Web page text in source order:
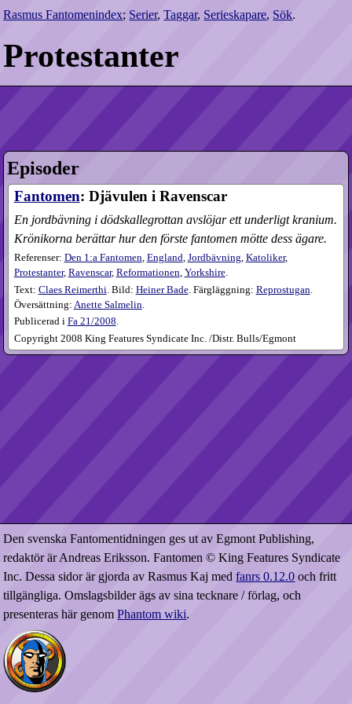
Rasmus Fantomenindex; Serier,Taggar, Serieskapare, Sök.
Protestanter
Episoder
Fantomen: Djävulen i Ravenscar
En jordbävning i dödskallegrottan avslöjar ett underligt kranium.
Krönikorna berättar hur den förste fantomen mötte dess ägare.
Referenser: Den 1:a Fantomen, England, Jordbävning, Katoliker,
Protestanter, Ravenscar, Reformationen, Yorkshire.
Text: Claes Reimerthi . Bild: Heiner Bade. Färgläggning: Reprostugan
Översättning: Anette Salmelin
Publicerad i Fa21​/2008.
Copyright 2008 King Features Syndicate Inc. /Distr. Bulls/Egmont
Den svenska Fantomentidningen ges ut av Egmont Publishing,
redaktör är Andreas Eriksson. Fantomen © King Features Syndicate
Inc. Dessa sidor är gjorda av Rasmus Kaj medfanrs 0.12.0 och fritt
tillgängliga. Omslagsbilder ägs av sina tecknare / förlag, och
presenteras här genomPhantom wiki.